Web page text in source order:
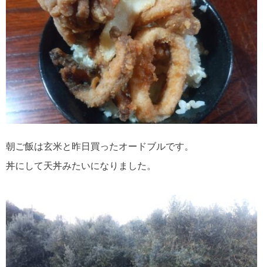
朝ご飯は玄米と昨日買ったオードブルです。
丼にして天丼みたいになりました。